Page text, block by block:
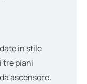
in stile
tre piani
ascensore.